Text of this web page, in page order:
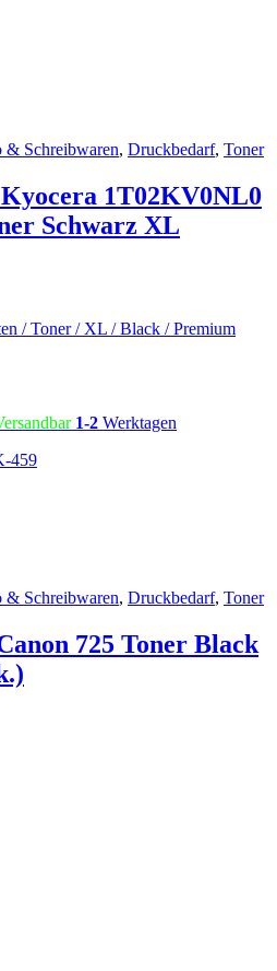
& Schreibwaren, Druckbedarf, Toner
1T02KV0NL0
Schwarz XL
/ Toner / XL / Black / Premium
1-2 Werktagen
459
& Schreibwaren, Druckbedarf, Toner
725 Toner Black